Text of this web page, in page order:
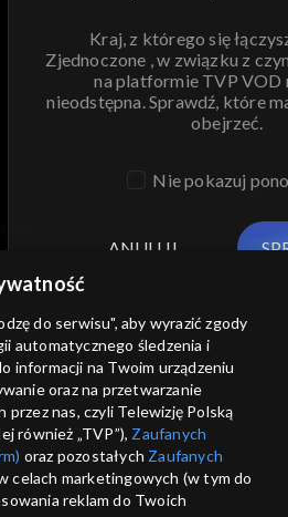
Kraj, z którego się
Zjednoczone , w związku z
na platformie TVP VOD
nieodstępna. Sprawdź, które
obejrzeć.
Nie pokazuj
ANULUJ
do serwisu", aby wyrazić zgody
automatycznego śledzenia i
informacji na Twoim urządzeniu
oraz na przetwarzanie
nas, czyli Telewizję Polską
również „TVP”), Zaufanych
oraz pozostałych Zaufanych
celach marketingowych (w tym do
reklam do Twoich